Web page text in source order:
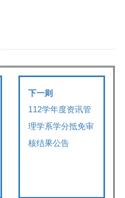
下一则
112学年度资讯管
理学系学分抵免审
核结果公告